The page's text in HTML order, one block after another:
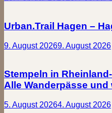
Urban.Trail Hagen –
9. August 20269. August 2026
Stempeln in
Alle Wanderpässe
5. August 20264. August 2026